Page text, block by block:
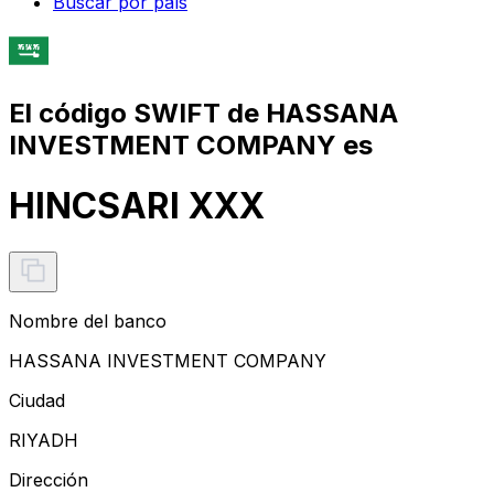
El código SWIFT de HASSANA
INVESTMENT COMPANY es
HINCSARI XXX
Nombre del banco
HASSANA INVESTMENT COMPANY
Ciudad
RIYADH
Dirección